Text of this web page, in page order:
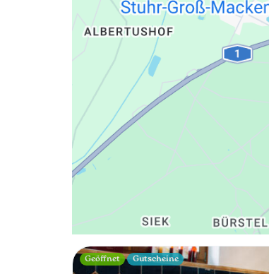
Geöffnet Gutscheine